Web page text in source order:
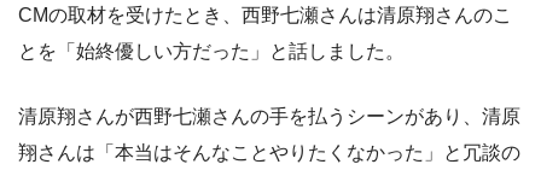
CMの取材を受けたとき、西野七瀬さんは清原翔さんのこ
とを「始終優しい方だった」と話しました。
清原翔さんが西野七瀬さんの手を払うシーンがあり、清原
翔さんは「本当はそんなことやりたくなかった」と冗談の